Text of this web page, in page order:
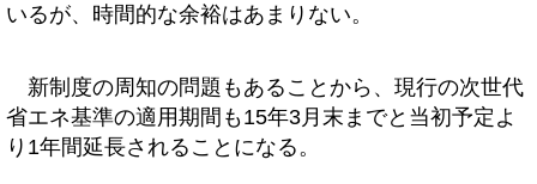
いるが、時間的な余裕はあまりない。
新制度の周知の問題もあることから、現行の次世代
省エネ基準の適用期間も15年3月末までと当初予定よ
り1年間延長されることになる。